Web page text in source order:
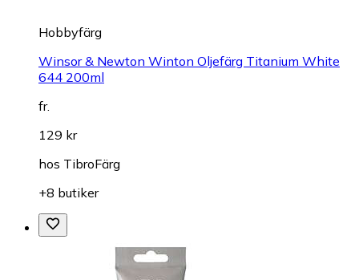
Hobbyfärg
Winsor & Newton Winton Oljefärg Titanium White
644 200ml
fr.
129 kr
hos TibroFärg
+8 butiker